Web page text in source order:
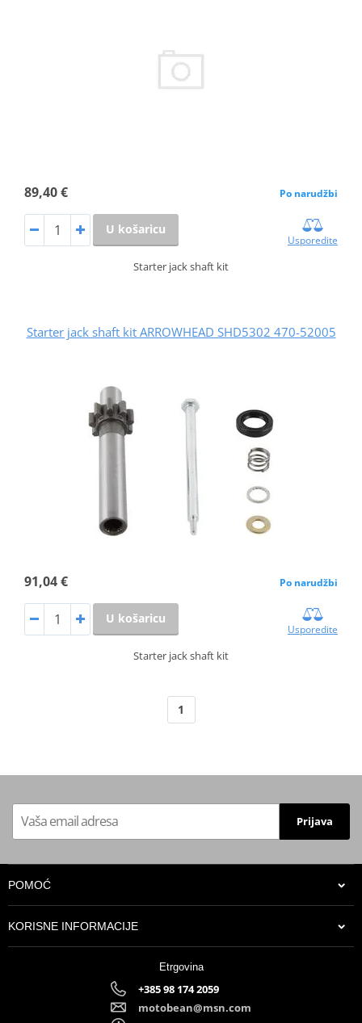
89,40 € Po narudžbi
U košaricu
Usporedite
Starter jack shaft kit
Starter jack shaft kit ARROWHEAD SHD5302 470-52005
91,04 € Po narudžbi
U košaricu
Usporedite
Starter jack shaft kit
1
Prijava
POMOĆ
KORISNE INFORMACIJE
Etrgovina
+385 98 174 2059
motobean@msn.com